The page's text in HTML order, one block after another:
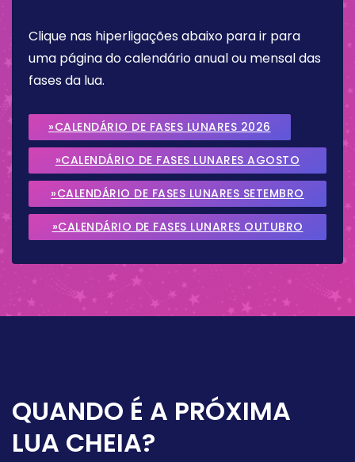
Clique nas hiperligações abaixo para ir para
uma página do calendário anual ou mensal das
fases da lua.
»CALENDÁRIO DE FASES LUNARES 2026
»CALENDÁRIO DE FASES LUNARES AGOSTO
2026
»CALENDÁRIO DE FASES LUNARES SETEMBRO
2026
»CALENDÁRIO DE FASES LUNARES OUTUBRO
QUANDO É A PRÓXIMA
LUA CHEIA?